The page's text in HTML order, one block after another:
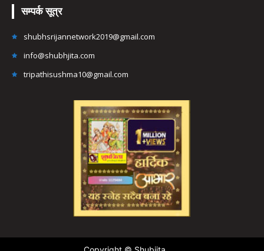
सम्पर्क सूत्र
shubhsrijannetwork2019@gmail.com
info@shubhjita.com
tripathisushma10@gmail.com